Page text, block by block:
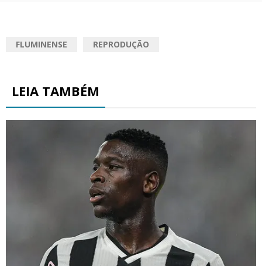
FLUMINENSE REPRODUÇÃO
LEIA TAMBÉM